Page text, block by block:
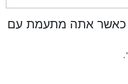
כאשר אתה מתעמת עם